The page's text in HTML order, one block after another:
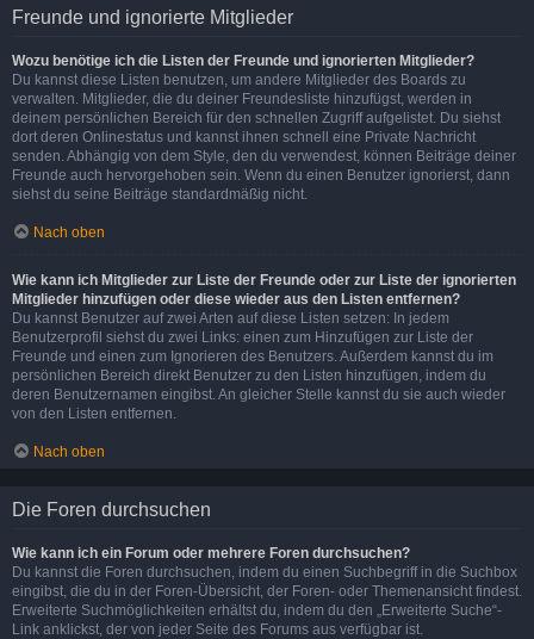
Freunde und ignorierte Mitglieder
Wozu benötige ich die Listen der Freunde und ignorierten Mitglieder?
Du kannst diese Listen benutzen, um andere Mitglieder des Boards zu
verwalten. Mitglieder, die du deiner Freundesliste hinzufügst, werden in
deinem persönlichen Bereich für den schnellen Zugriff aufgelistet. Du siehst
dort deren Onlinestatus und kannst ihnen schnell eine Private Nachricht
senden. Abhängig von dem Style, den du verwendest, können Beiträge deiner
Freunde auch hervorgehoben sein. Wenn du einen Benutzer ignorierst, dann
siehst du seine Beiträge standardmäßig nicht.
Nach oben
Wie kann ich Mitglieder zur Liste der Freunde oder zur Liste der ignorierten
Mitglieder hinzufügen oder diese wieder aus den Listen entfernen?
Du kannst Benutzer auf zwei Arten auf diese Listen setzen: In jedem
Benutzerprofil siehst du zwei Links: einen zum Hinzufügen zur Liste der
Freunde und einen zum Ignorieren des Benutzers. Außerdem kannst du im
persönlichen Bereich direkt Benutzer zu den Listen hinzufügen, indem du
deren Benutzernamen eingibst. An gleicher Stelle kannst du sie auch wieder
von den Listen entfernen.
Nach oben
Die Foren durchsuchen
Wie kann ich ein Forum oder mehrere Foren durchsuchen?
Du kannst die Foren durchsuchen, indem du einen Suchbegriff in die Suchbox
eingibst, die du in der Foren-Übersicht, der Foren- oder Themenansicht findest.
Erweiterte Suchmöglichkeiten erhältst du, indem du den „Erweiterte Suche“-
Link anklickst, der von jeder Seite des Forums aus verfügbar ist.